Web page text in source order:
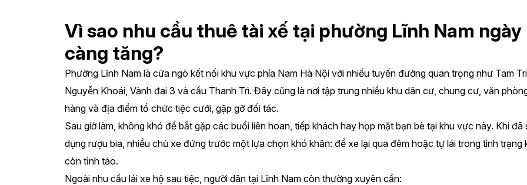
Vì sao nhu cầu thuê tài xế tại phường Lĩnh Nam ngày
càng tăng?
Phường Lĩnh Nam là cửa ngõ kết nối khu vực phía Nam Hà Nội với nhiều tuyến đường quan trọng như Tam
Nguyễn Khoái, Vành đai 3 và cầu Thanh Trì. Đây cũng là nơi tập trung nhiều khu dân cư, chung cư, văn
hàng và địa điểm tổ chức tiệc cưới, gặp gỡ đối tác.
Sau giờ làm, không khó để bắt gặp các buổi liên hoan, tiếp khách hay họp mặt bạn bè tại khu vực này. Khi đã
dụng rượu bia, nhiều chủ xe đứng trước một lựa chọn khó khăn: để xe lại qua đêm hoặc tự lái trong tình trạng
còn tỉnh táo.
Ngoài nhu cầu lái xe hộ sau tiệc, người dân tại Lĩnh Nam còn thường xuyên cần: